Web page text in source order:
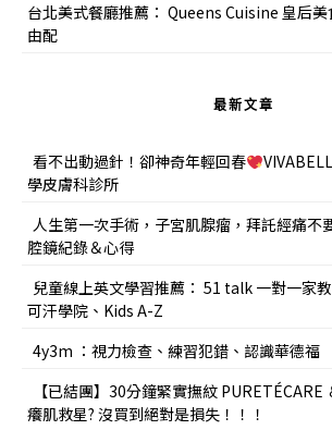
台北美式餐廳推薦： Queens Cuisine 皇后
由配
最新文章
看不出動過針！卻神奇年輕回春
學皮膚科診所
人生第一次手術，子宮肌腺瘤，拜託經痛不
腔鏡紀錄＆心得
兒童線上英文學習推薦： 51 talk 一對一家
可汗學院、Kids A-Z
4y3m ：視力檢查、練習犯錯、認識華德福
【已結團】30分鐘緊實撫紋
癢肌救星? 沒買到絕對是損失！！！